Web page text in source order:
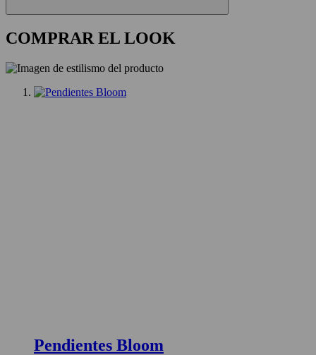
COMPRAR EL LOOK
Pendientes Bloom